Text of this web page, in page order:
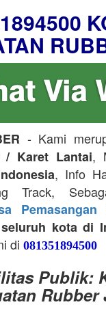
- Kami
/ Karet Lantai,
, Info
Track,
kota di
di 081351894500
Publik: